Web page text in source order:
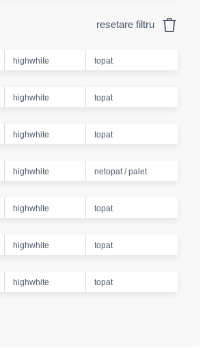
resetare filtru
highwhite topat
highwhite topat
highwhite topat
highwhite netopat / palet
highwhite topat
highwhite topat
highwhite topat